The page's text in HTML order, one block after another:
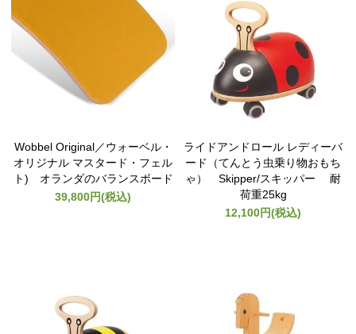
Wobbel Original／ウォーベル・
オリジナル マスタード・フェル
ト) オランダのバランスボード
39,800円(税込)
ライドアンドロール レディーバ
ード（てんとう虫乗り物おもち
ゃ） Skipper/スキッパー 耐
荷重25kg
12,100円(税込)